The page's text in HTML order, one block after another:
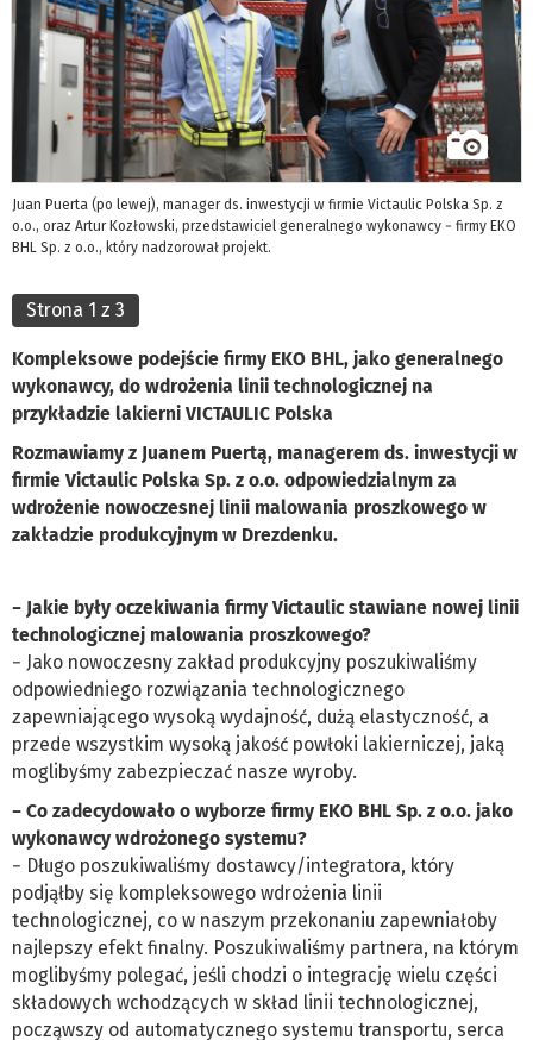
Juan Puerta (po lewej), manager ds. inwestycji w firmie Victaulic Polska Sp. z
o.o., oraz Artur Kozłowski, przedstawiciel generalnego wykonawcy − firmy EKO
BHL Sp. z o.o., który nadzorował projekt.
Strona 1 z 3
Kompleksowe podejście firmy EKO BHL, jako generalnego
wykonawcy, do wdrożenia linii technologicznej na
przykładzie lakierni VICTAULIC Polska
Rozmawiamy z Juanem Puertą, managerem ds. inwestycji w
firmie Victaulic Polska Sp. z o.o. odpowiedzialnym za
wdrożenie nowoczesnej linii malowania proszkowego w
zakładzie produkcyjnym w Drezdenku.
− Jakie były oczekiwania firmy Victaulic stawiane nowej linii
technologicznej malowania proszkowego?
− Jako nowoczesny zakład produkcyjny poszukiwaliśmy
odpowiedniego rozwiązania technologicznego
zapewniającego wysoką wydajność, dużą elastyczność, a
przede wszystkim wysoką jakość powłoki lakierniczej, jaką
moglibyśmy zabezpieczać nasze wyroby.
− Co zadecydowało o wyborze firmy EKO BHL Sp. z o.o. jako
wykonawcy wdrożonego systemu?
− Długo poszukiwaliśmy dostawcy/integratora, który
podjąłby się kompleksowego wdrożenia linii
technologicznej, co w naszym przekonaniu zapewniałoby
najlepszy efekt finalny. Poszukiwaliśmy partnera, na którym
moglibyśmy polegać, jeśli chodzi o integrację wielu części
składowych wchodzących w skład linii technologicznej,
począwszy od automatycznego systemu transportu, serca